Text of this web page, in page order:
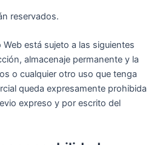
reservados.
está sujeto a las siguientes
almacenaje permanente y la
o cualquier otro uso que tenga
queda expresamente prohibida
expreso y por escrito del